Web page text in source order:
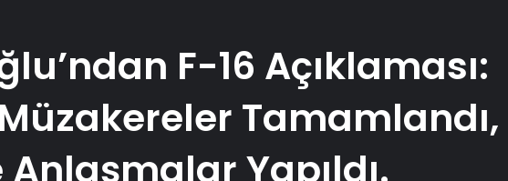
F-16 Açıklaması:
Tamamlandı,
Yapıldı.